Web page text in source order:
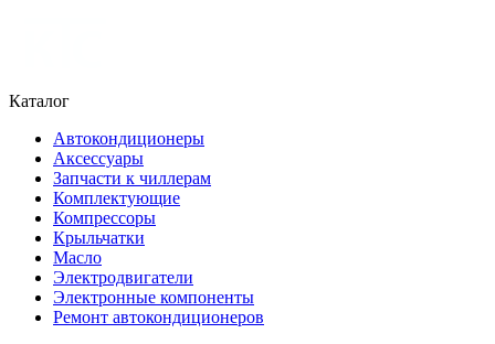
Каталог
Автокондиционеры
Аксессуары
Запчасти к чиллерам
Комплектующие
Компрессоры
Крыльчатки
Масло
Электродвигатели
Электронные компоненты
Ремонт автокондиционеров